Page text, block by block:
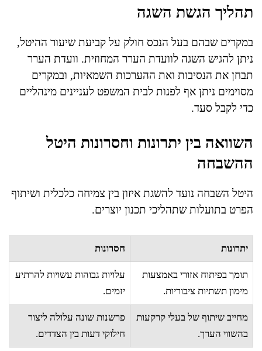
תהליך הגשת השגה
במקרים שבהם בעל הנכס חולק על קביעת שיעור ההיטל,
ניתן להגיש השגה לוועדת הערר המחוזית. וועדת הערר
תבחן את הנסיבות ואת ההערכות השמאיות, ובמקרים
מסוימים ניתן אף לפנות לבית המשפט לעניינים מינהליים
כדי לקבל סעד.
השוואה בין יתרונות וחסרונות היטל
ההשבחה
היטל השבחה נועד להשגת איזון בין צמיחה כלכלית ושיתוף
הפרט בתועלות שתהליכי תכנון יוצרים.
יתרונות חסרונות
תומך בפיתוח אזורי באמצעות
מימון תשתיות ציבוריות.
עלויות גבוהות עשויות להרתיע
יזמים.
מחייב שיתוף של בעלי קרקעות
בהשווי הערך.
פרשנות שונה עלולה ליצור
חילוקי דעות בין הצדדים.